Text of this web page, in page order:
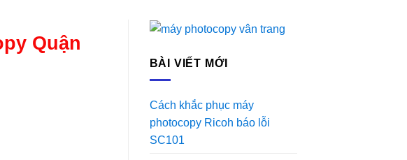
Quận
BÀI VIẾT MỚI
Cách khắc phục máy
photocopy Ricoh báo lỗi
SC101